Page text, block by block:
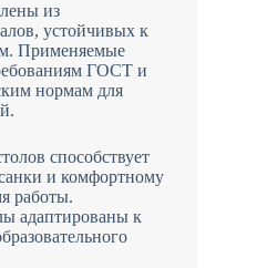
из
устойчивых к
Применяемые
ГОСТ и
нормам для
способствует
и комфортному
работы.
адаптированы к